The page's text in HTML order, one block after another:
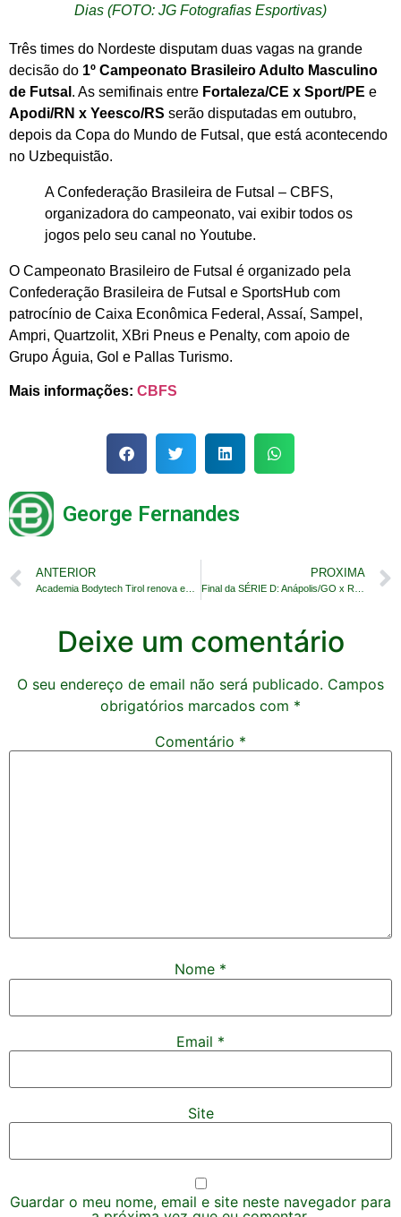
Dias (FOTO: JG Fotografias Esportivas)
Três times do Nordeste disputam duas vagas na grande
decisão do 1º Campeonato Brasileiro Adulto Masculino
de Futsal . As semifinais entre Fortaleza/CE x Sport/PE e
Apodi/RN x Yeesco/RS serão disputadas em outubro,
depois da Copa do Mundo de Futsal, que está acontecendo
no Uzbequistão.
A Confederação Brasileira de Futsal – CBFS,
organizadora do campeonato, vai exibir todos os
jogos pelo seu canal no Youtube.
O Campeonato Brasileiro de Futsal é organizado pela
Confederação Brasileira de Futsal e SportsHub com
patrocínio de Caixa Econômica Federal, Assaí, Sampel,
Ampri, Quartzolit, XBri Pneus e Penalty, com apoio de
Grupo Águia, Gol e Pallas Turismo.
Mais informações: CBFS
George Fernandes
ANTERIOR PROXIMA
Final da SÉRIE D: Anápolis/GO x Retrô/PE
Deixe um comentário
O seu endereço de email não será publicado. Campos
obrigatórios marcados com *
Comentário *
Nome *
Email *
Site
Guardar o meu nome, email e site neste navegador para